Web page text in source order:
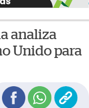
analiza
Unido para